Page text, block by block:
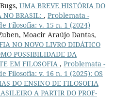
UMA BREVE HISTÓRIA DO
NO BRASIL: , Problemata -
Filosofia: v. 15 n. 1 (2024)
Moacir Araújo Dantas,
NO NOVO LIVRO DIDÁTICO
POSSIBILIDADE DA
EM FILOSOFIA , Problemata -
Filosofia: v. 16 n. 1 (2025): OS
DO ENSINO DE FILOSOFIA
A PARTIR DO PROF-